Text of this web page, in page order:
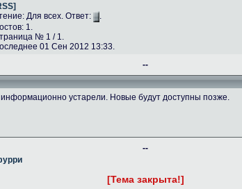
Для всех. Ответ:
.
1.
№ 1 / 1.
01 Сен 2012 13:33.
--
устарели. Новые будут доступны позже.
--
[Тема закрыта!]